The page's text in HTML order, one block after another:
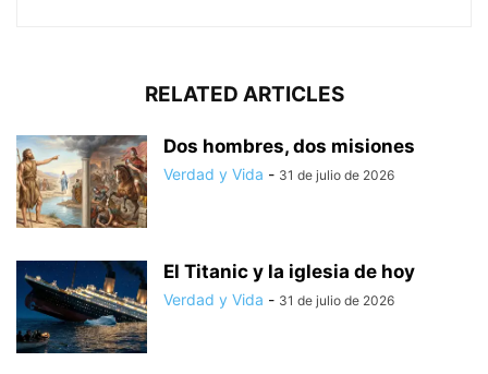
RELATED ARTICLES
Dos hombres, dos misiones
Verdad y Vida - 31 de julio de 2026
El Titanic y la iglesia de hoy
Verdad y Vida - 31 de julio de 2026